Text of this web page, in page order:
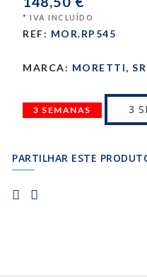
* IVA INCLUÍDO
REF: MOR.RP545
MARCA: MORETTI,
3 SEMANAS 3
PARTILHAR ESTE